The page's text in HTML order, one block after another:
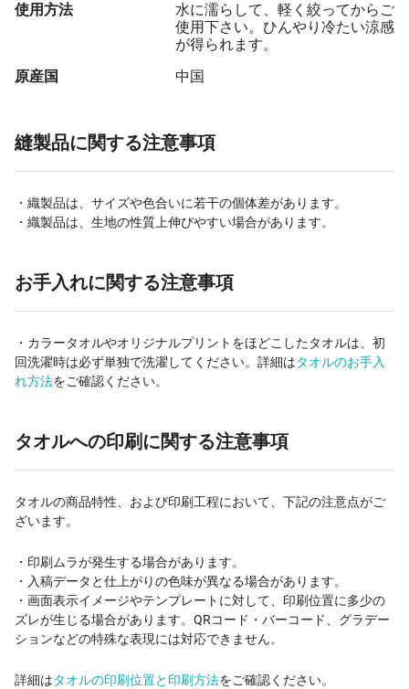
使用方法
水に濡らして、軽く絞ってからご
使用下さい。ひんやり冷たい涼感
が得られます。
原産国
中国
縫製品に関する注意事項
・織製品は、サイズや色合いに若干の個体差があります。
・織製品は、生地の性質上伸びやすい場合があります。
お手入れに関する注意事項
・カラータオルやオリジナルプリントをほどこしたタオルは、初
回洗濯時は必ず単独で洗濯してください。詳細はタオルのお手入
れ方法をご確認ください。
タオルへの印刷に関する注意事項
タオルの商品特性、および印刷工程において、下記の注意点がご
ざいます。
・印刷ムラが発生する場合があります。
・入稿データと仕上がりの色味が異なる場合があります。
・画面表示イメージやテンプレートに対して、印刷位置に多少の
ズレが生じる場合があります。QRコード・バーコード、グラデー
ションなどの特殊な表現には対応できません。
詳細はタオルの印刷位置と印刷方法をご確認ください。